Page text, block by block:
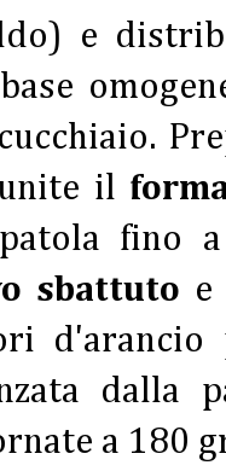
e
il
fino
sbattuto
d'arancio
dalla
a 180